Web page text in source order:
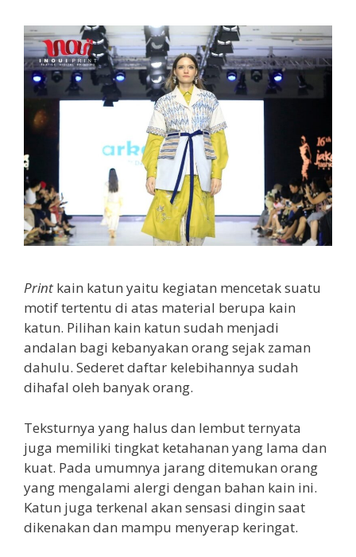
Print kain katun yaitu kegiatan mencetak suatu
motif tertentu di atas material berupa kain
katun. Pilihan kain katun sudah menjadi
andalan bagi kebanyakan orang sejak zaman
dahulu. Sederet daftar kelebihannya sudah
dihafal oleh banyak orang.
Teksturnya yang halus dan lembut ternyata
juga memiliki tingkat ketahanan yang lama dan
kuat. Pada umumnya jarang ditemukan orang
yang mengalami alergi dengan bahan kain ini.
Katun juga terkenal akan sensasi dingin saat
dikenakan dan mampu menyerap keringat.